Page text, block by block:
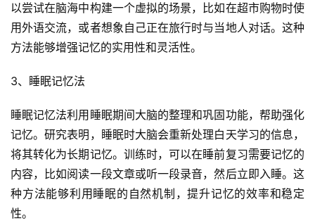
以尝试在脑海中构建一个虚拟的场景，比如在超市购物时使
用外语交流，或者想象自己正在旅行时与当地人对话。这种
方法能够增强记忆的实用性和灵活性。
3、睡眠记忆法
睡眠记忆法利用睡眠期间大脑的整理和巩固功能，帮助强化
记忆。研究表明，睡眠时大脑会重新处理白天学习的信息，
将其转化为长期记忆。训练时，可以在睡前复习需要记忆的
内容，比如阅读一段文章或听一段录音，然后立即入睡。这
种方法能够利用睡眠的自然机制，提升记忆的效率和稳定
性。